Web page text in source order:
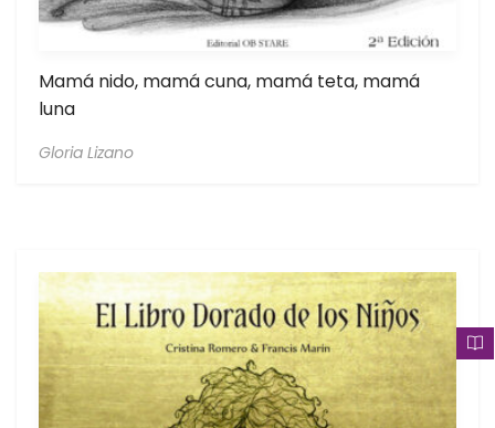
Mamá nido, mamá cuna, mamá teta, mamá
luna
Gloria Lizano